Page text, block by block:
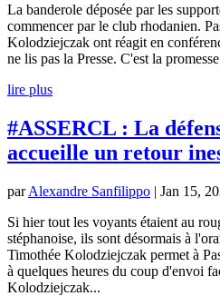
La banderole déposée par les
commencer par le club rhodanien.
Kolodziejczak ont réagit en
ne lis pas la Presse. C'est la
lire plus
#ASSERCL : La
accueille un retour
parAlexandre Sanfilippo | Jan 15,
Si hier tout les voyants étaient au
stéphanoise, ils sont désormais à
Timothée Kolodziejczak permet à
à quelques heures du coup d'envoi
Kolodziejczak...